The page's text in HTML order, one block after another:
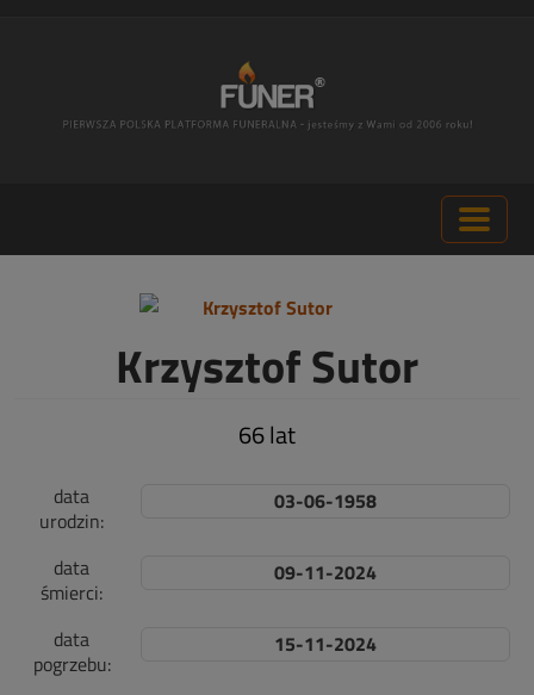
Krzysztof Sutor
66 lat
data
urodzin:
03-06-1958
data
śmierci:
09-11-2024
data
pogrzebu:
15-11-2024